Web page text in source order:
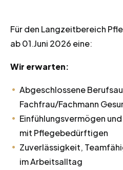
Für den Langzeitbereich
ab 01.Juni 2026 eine:
Wir erwarten:
Abgeschlossene
Fachfrau/Fachmann
Einfühlungsvermögen
mit Pflegebedürftigen
Zuverlässigkeit,
im Arbeitsalltag